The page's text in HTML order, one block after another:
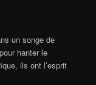
un songe de
hanter le
ils ont l’esprit